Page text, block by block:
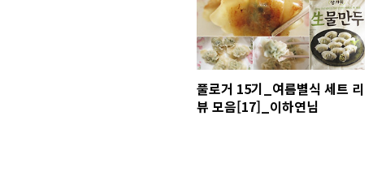
풀로거 15기_여름별식 세트 리
뷰 모음[17]_이하연님